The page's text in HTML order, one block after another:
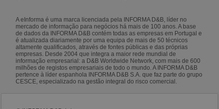
A eInforma é uma marca licenciada pela INFORMA D&B, líder no
mercado de informação para negócios há mais de 100 anos. A base
de dados da INFORMA D&B contém todas as empresas em Portugal e
é atualizada diariamente por uma equipa de mais de 50 técnicos
altamente qualificados, através de fontes públicas e das próprias
empresas. Desde 2004 que integra a maior rede mundial de
informação empresarial: a D&B Worldwide Network, com mais de 600
milhões de registos empresariais de todo o mundo. A INFORMA D&B
pertence à líder espanhola INFORMA D&B S.A. que faz parte do grupo
CESCE, especializado na gestão integral do risco comercial.